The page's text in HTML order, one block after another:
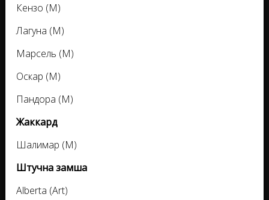
Кензо (M)
Лагуна (M)
Марсель (M)
Оскар (M)
Пандора (M)
Жаккард
Шалимар (M)
Штучна замша
Alberta (Art)